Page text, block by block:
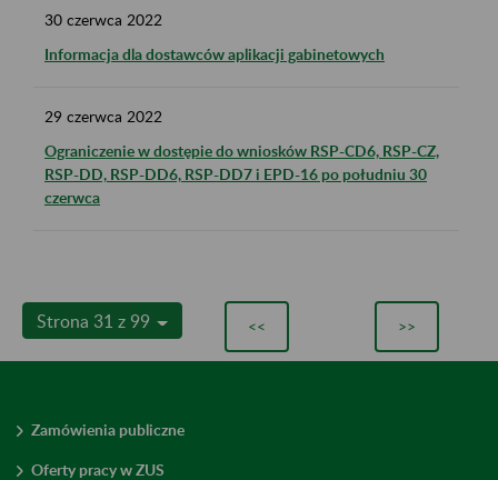
30 czerwca 2022
Informacja dla dostawców aplikacji gabinetowych
29 czerwca 2022
Ograniczenie w dostępie do wniosków RSP-CD6, RSP-CZ,
RSP-DD, RSP-DD6, RSP-DD7 i EPD-16 po południu 30
czerwca
Strona 31 z 99 << >>
Zamówienia publiczne
Oferty pracy w ZUS